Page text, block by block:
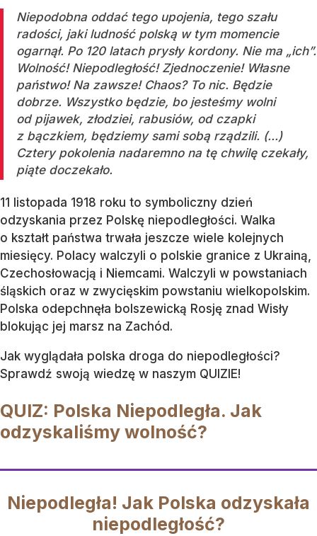
Niepodobna oddać tego upojenia, tego szału
radości, jaki ludność polską w tym momencie
ogarnął. Po 120 latach prysły kordony. Nie ma „ich”.
Wolność! Niepodległość! Zjednoczenie! Własne
państwo! Na zawsze! Chaos? To nic. Będzie
dobrze. Wszystko będzie, bo jesteśmy wolni
od pijawek, złodziei, rabusiów, od czapki
z bączkiem, będziemy sami sobą rządzili. (...)
Cztery pokolenia nadaremno na tę chwilę czekały,
piąte doczekało.
11 listopada 1918 roku to symboliczny dzień
odzyskania przez Polskę niepodległości. Walka
o kształt państwa trwała jeszcze wiele kolejnych
miesięcy. Polacy walczyli o polskie granice z Ukrainą,
Czechosłowacją i Niemcami. Walczyli w powstaniach
śląskich oraz w zwycięskim powstaniu wielkopolskim.
Polska odepchnęła bolszewicką Rosję znad Wisły
blokując jej marsz na Zachód.
Jak wyglądała polska droga do niepodległości?
Sprawdź swoją wiedzę w naszym QUIZIE!
QUIZ: Polska Niepodległa. Jak
odzyskaliśmy wolność?
Niepodległa! Jak Polska odzyskała
niepodległość?